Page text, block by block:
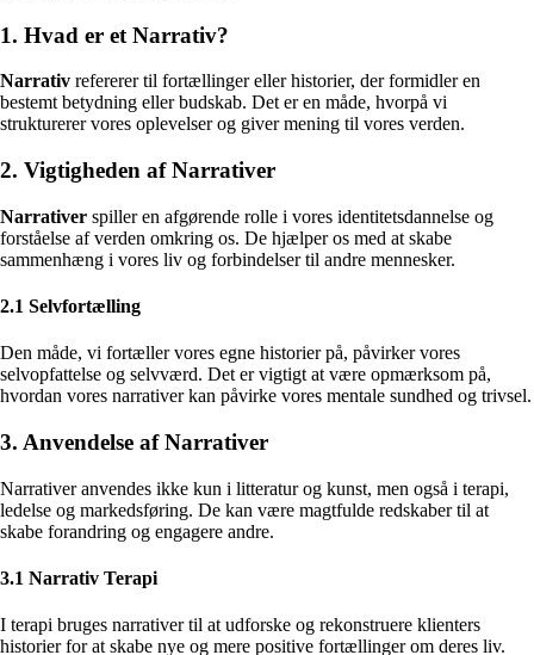
1. Hvad er et Narrativ?
Narrativ refererer til fortællinger eller historier, der formidler en
bestemt betydning eller budskab. Det er en måde, hvorpå vi
strukturerer vores oplevelser og giver mening til vores verden.
2. Vigtigheden af Narrativer
Narrativer spiller en afgørende rolle i vores identitetsdannelse og
forståelse af verden omkring os. De hjælper os med at skabe
sammenhæng i vores liv og forbindelser til andre mennesker.
2.1 Selvfortælling
Den måde, vi fortæller vores egne historier på, påvirker vores
selvopfattelse og selvværd. Det er vigtigt at være opmærksom på,
hvordan vores narrativer kan påvirke vores mentale sundhed og trivsel.
3. Anvendelse af Narrativer
Narrativer anvendes ikke kun i litteratur og kunst, men også i terapi,
ledelse og markedsføring. De kan være magtfulde redskaber til at
skabe forandring og engagere andre.
3.1 Narrativ Terapi
I terapi bruges narrativer til at udforske og rekonstruere klienters
historier for at skabe nye og mere positive fortællinger om deres liv.